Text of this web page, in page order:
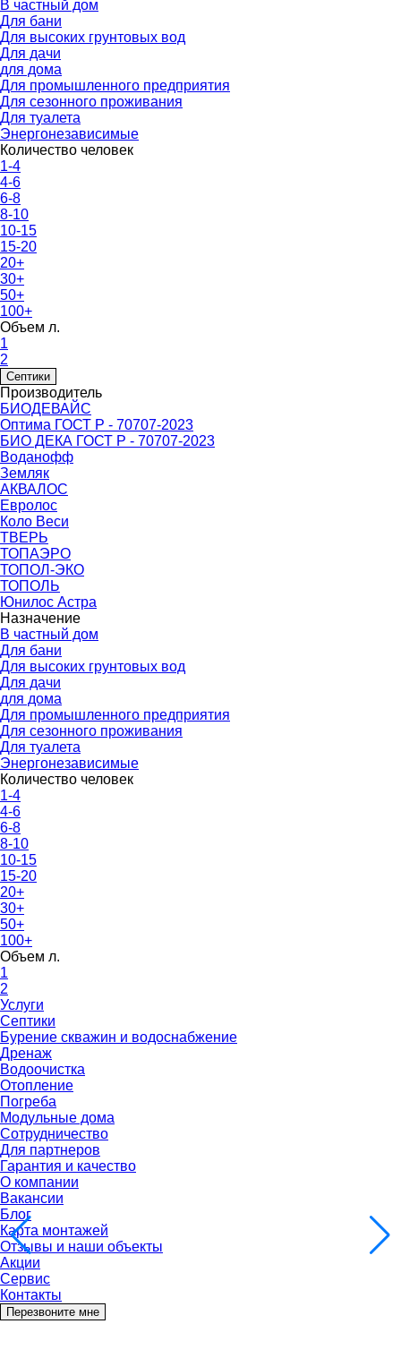
В частный дом
Для бани
Для высоких грунтовых вод
Для дачи
для дома
Для промышленного предприятия
Для сезонного проживания
Для туалета
Энергонезависимые
Количество человек
1-4
4-6
6-8
8-10
10-15
15-20
20+
30+
50+
100+
Объем л.
1
2
Септики
Производитель
БИОДЕВАЙС
Оптима ГОСТ Р - 70707-2023
БИО ДЕКА ГОСТ Р - 70707-2023
Воданофф
Земляк
АКВАЛОС
Евролос
Коло Веси
ТВЕРЬ
ТОПАЭРО
ТОПОЛ-ЭКО
ТОПОЛЬ
Юнилос Астра
Назначение
В частный дом
Для бани
Для высоких грунтовых вод
Для дачи
для дома
Для промышленного предприятия
Для сезонного проживания
Для туалета
Энергонезависимые
Количество человек
1-4
4-6
6-8
8-10
10-15
15-20
20+
30+
50+
100+
Объем л.
1
2
Услуги
Септики
Бурение скважин и водоснабжение
Дренаж
Водоочистка
Отопление
Погреба
Модульные дома
Сотрудничество
Для партнеров
Гарантия и качество
О компании
Вакансии
Блог
Карта монтажей
Отзывы и наши объекты
Акции
Сервис
Контакты
Перезвоните мне